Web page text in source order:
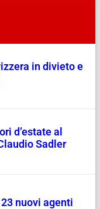
in divieto e
d’estate al
Sadler
nuovi agenti